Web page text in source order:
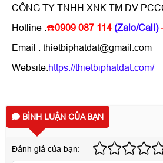
CÔNG TY TNHH XNK TM DV
Hotline :☎️0909 087 114 (Zalo/Call)
Email : thietbiphatdat@gmail.com
Website:https://thietbiphatdat.com/
BÌNH LUẬN CỦA BẠN
Đánh giá của bạn: